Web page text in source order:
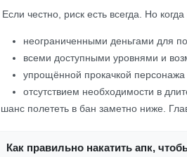
Если честно, риск есть всегда. Но
неограниченными деньгами для
всеми доступными уровнями и
упрощённой прокачкой персонажа
отсутствием необходимости в
, шанс полететь в бан заметно ниже.
Как правильно накатить апк,